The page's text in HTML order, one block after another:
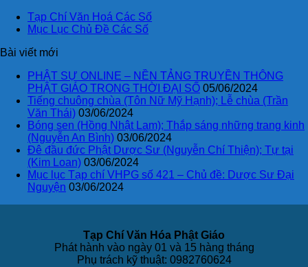
Tạp Chí Văn Hoá Các Số
Mục Lục Chủ Đề Các Số
Bài viết mới
PHẬT SỰ ONLINE – NỀN TẢNG TRUYỀN THÔNG
PHẬT GIÁO TRONG THỜI ĐẠI SỐ 05/06/2024
Tiếng chuông chùa (Tôn Nữ Mỹ Hạnh); Lễ chùa (Trần
Văn Thái) 03/06/2024
Bóng sen (Hồng Nhật Lam); Thắp sáng những trang kinh
(Nguyễn An Bình) 03/06/2024
Đê đầu đức Phật Dược Sư (Nguyễn Chí Thiện); Tự tại
(Kim Loan) 03/06/2024
Mục lục Tạp chí VHPG số 421 – Chủ đề: Dược Sư Đại
Nguyện 03/06/2024
Tạp Chí Văn Hóa Phật Giáo
Phát hành vào ngày 01 và 15 hàng tháng
Phụ trách kỹ thuật: 0982760624